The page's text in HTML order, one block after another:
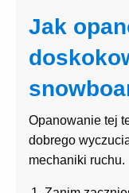
Jak
Opanowanie tej
dobrego
mechaniki ruchu.